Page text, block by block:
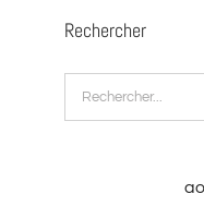
Rechercher
Rechercher: